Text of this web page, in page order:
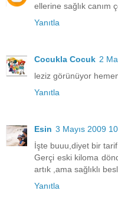
ellerine sağlık canım
Yanıtla
Cocukla Cocuk 2
leziz görünüyor
Yanıtla
Esin 3 Mayıs 2009
İşte buuu,diyet bir
Gerçi eski kiloma
artık ,ama sağlıklı
Yanıtla